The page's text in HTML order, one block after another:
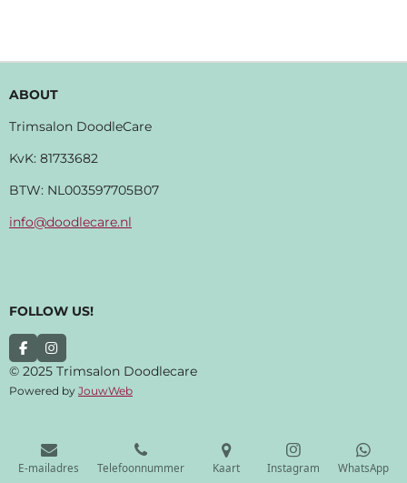
ABOUT
Trimsalon DoodleCare
KvK: 81733682
BTW: NL003597705B07
info@doodlecare.nl
FOLLOW US!
F
A
E
I
N
T
A
M
© 2025 Trimsalon Doodlecare
Powered by JouwWeb
E-mailadres Telefoonnummer Kaart Instagram WhatsApp